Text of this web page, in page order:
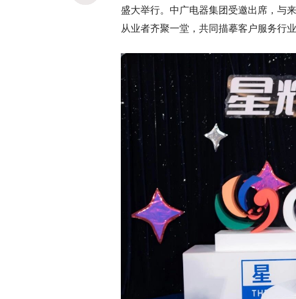
盛大举行。中广电器集团受邀出席，与
从业者齐聚一堂，共同描摹客户服务行